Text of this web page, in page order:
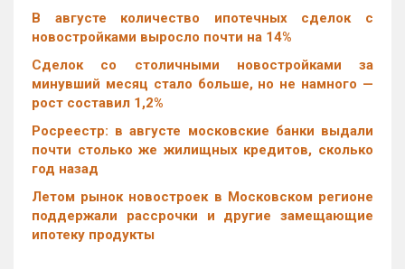
В августе количество ипотечных сделок с
новостройками выросло почти на 14%
Cделок со столичными новостройками за
минувший месяц стало больше, но не намного —
рост составил 1,2%
Росреестр: в августе московские банки выдали
почти столько же жилищных кредитов, сколько
год назад
Летом рынок новостроек в Московском регионе
поддержали рассрочки и другие замещающие
ипотеку продукты